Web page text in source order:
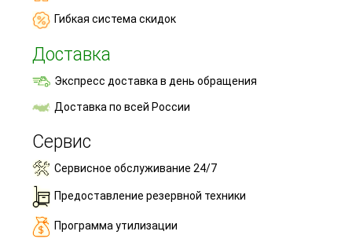
Гибкая система скидок
Доставка
Экспресс доставка в день обращения
Доставка по всей России
Сервис
Сервисное обслуживание 24/7
Предоставление резервной техники
Программа утилизации